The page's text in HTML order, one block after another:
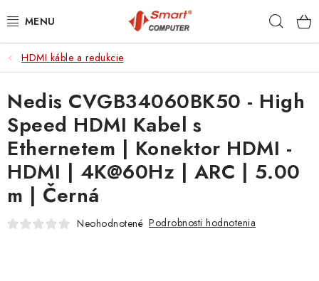
na
NOTEBOOKY
MOBILNÉ ZARIADENIA
PC A KOMPONENTY
PERIFÉRIE
TLAČIARNE
HDMI káble a redukcie
Nedis CVGB34060BK50 - High
Speed HDMI Kabel s
Ethernetem | Konektor HDMI -
HDMI | 4K@60Hz | ARC | 5.00
m | Černá
Neohodnotené Podrobnosti hodnotenia